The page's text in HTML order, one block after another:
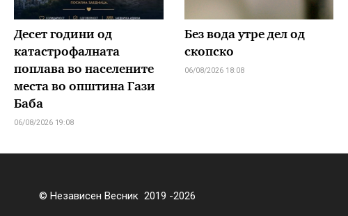
Десет години од
катастрофалната
поплава во населените
места во општина Гази
Баба
06/08/2026 19:08
Без вода утре дел од
скопско
06/08/2026 18:08
© Независен Весник 2019 -2026